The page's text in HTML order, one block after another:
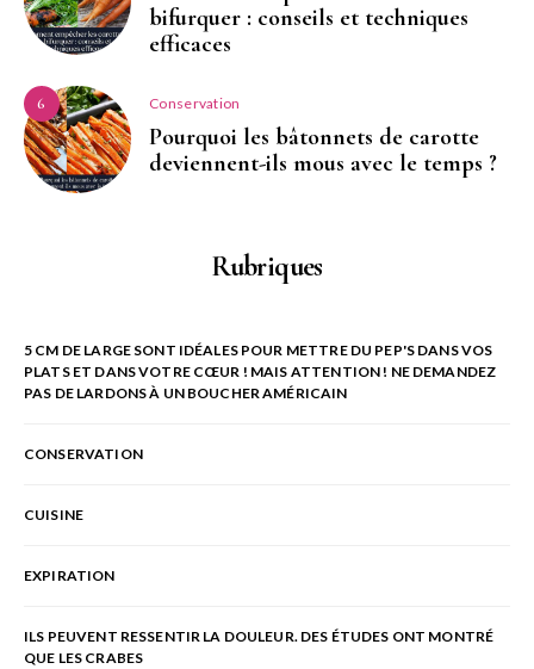
bifurquer : conseils et techniques
efficaces
6 Conservation
Pourquoi les bâtonnets de carotte
deviennent-ils mous avec le temps ?
Rubriques
5 CM DE LARGE SONT IDÉALES POUR METTRE DU PEP'S DANS VOS
PLATS ET DANS VOTRE CŒUR ! MAIS ATTENTION ! NE DEMANDEZ
PAS DE LARDONS À UN BOUCHER AMÉRICAIN
CONSERVATION
CUISINE
EXPIRATION
ILS PEUVENT RESSENTIR LA DOULEUR. DES ÉTUDES ONT MONTRÉ
QUE LES CRABES